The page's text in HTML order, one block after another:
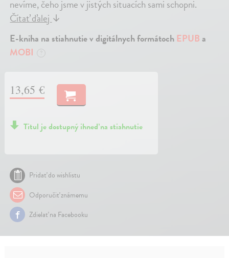
nevíme, čeho jsme v jistých situacích sami schopni.
Čítať ďalej↓
E-kniha na stiahnutie v digitálnych formátoch EPUBa
MOBI
?
13,65 €
Titul je dostupný ihneď na stiahnutie
Pridať do wishlistu
Odporučiť známemu
Zdielať na Facebooku